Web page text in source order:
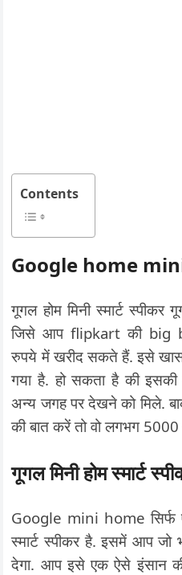
Contents
Google home
गूगल होम मिनी स्मार्ट
जिसे आप flipkart की big
रुपये में खरीद सकते हैं. इसे
गया है. हो सकता है की
अन्य जगह पर देखने को मिले.
की बात करें तो वो लगभग
गूगल मिनी होम स्मार्ट
Google mini home सिर्फ
स्मार्ट स्पीकर है. इसमें आप
देगा. आप इसे एक ऐसे इंसान